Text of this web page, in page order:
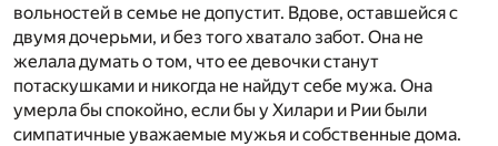
вольностей в семье не допустит. Вдове, оставшейся с
двумя дочерьми, и без того хватало забот. Она не
желала думать о том, что ее девочки станут
потаскушками и никогда не найдут себе мужа. Она
умерла бы спокойно, если бы у Хилари и Рии были
симпатичные уважаемые мужья и собственные дома.